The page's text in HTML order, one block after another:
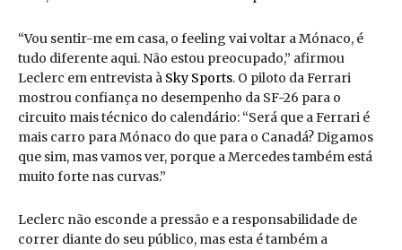
“Vou sentir-me em casa, o feeling vai voltar a Mónaco, é
tudo diferente aqui. Não estou preocupado,” afirmou
Leclerc em entrevista à Sky Sports. O piloto da Ferrari
mostrou confiança no desempenho da SF-26 para o
circuito mais técnico do calendário: “Será que a Ferrari é
mais carro para Mónaco do que para o Canadá? Digamos
que sim, mas vamos ver, porque a Mercedes também está
muito forte nas curvas.”
Leclerc não esconde a pressão e a responsabilidade de
correr diante do seu público, mas esta é também a